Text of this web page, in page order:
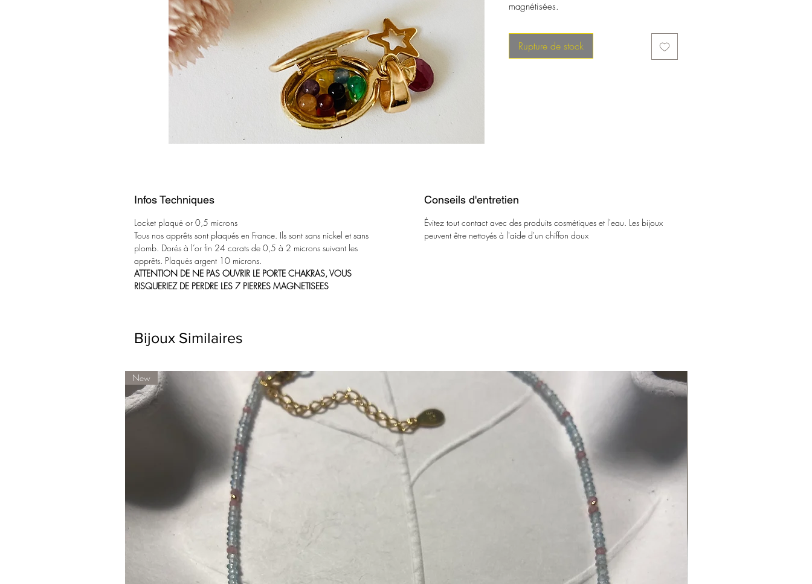
magnétisées.
Rupture de stock
Infos Techniques
Locket plaqué or 0,5 microns
Tous nos apprêts sont plaqués en France. Ils sont sans nickel et sans
plomb. Dorés à l’or fin 24 carats de 0,5 à 2 microns suivant les
apprêts. Plaqués argent 10 microns.
ATTENTION DE NE PAS OUVRIR LE PORTE CHAKRAS, VOUS
RISQUERIEZ DE PERDRE LES 7 PIERRES MAGNETISEES
Conseils d'entretien
Évitez tout contact avec des produits cosmétiques et l'eau. Les bijoux
peuvent être nettoyés à l'aide d'un chiffon doux
Bijoux Similaires
New